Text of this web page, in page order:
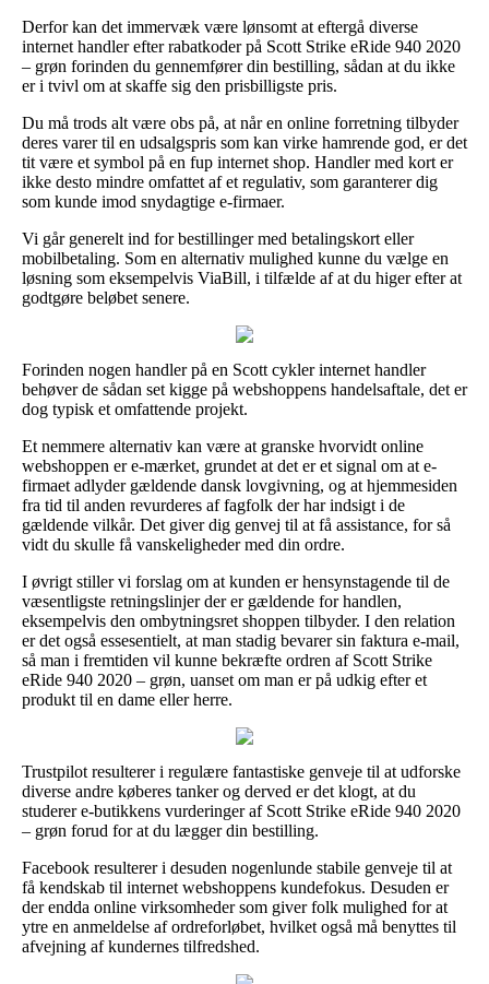
Derfor kan det immervæk være lønsomt at eftergå diverse
internet handler efter rabatkoder på Scott Strike eRide 940 2020
– grøn forinden du gennemfører din bestilling, sådan at du ikke
er i tvivl om at skaffe sig den prisbilligste pris.
Du må trods alt være obs på, at når en online forretning tilbyder
deres varer til en udsalgspris som kan virke hamrende god, er det
tit være et symbol på en fup internet shop. Handler med kort er
ikke desto mindre omfattet af et regulativ, som garanterer dig
som kunde imod snydagtige e-firmaer.
Vi går generelt ind for bestillinger med betalingskort eller
mobilbetaling. Som en alternativ mulighed kunne du vælge en
løsning som eksempelvis ViaBill, i tilfælde af at du higer efter at
godtgøre beløbet senere.
Forinden nogen handler på en Scott cykler internet handler
behøver de sådan set kigge på webshoppens handelsaftale, det er
dog typisk et omfattende projekt.
Et nemmere alternativ kan være at granske hvorvidt online
webshoppen er e-mærket, grundet at det er et signal om at e-
firmaet adlyder gældende dansk lovgivning, og at hjemmesiden
fra tid til anden revurderes af fagfolk der har indsigt i de
gældende vilkår. Det giver dig genvej til at få assistance, for så
vidt du skulle få vanskeligheder med din ordre.
I øvrigt stiller vi forslag om at kunden er hensynstagende til de
væsentligste retningslinjer der er gældende for handlen,
eksempelvis den ombytningsret shoppen tilbyder. I den relation
er det også essesentielt, at man stadig bevarer sin faktura e-mail,
så man i fremtiden vil kunne bekræfte ordren af Scott Strike
eRide 940 2020 – grøn, uanset om man er på udkig efter et
produkt til en dame eller herre.
Trustpilot resulterer i regulære fantastiske genveje til at udforske
diverse andre køberes tanker og derved er det klogt, at du
studerer e-butikkens vurderinger af Scott Strike eRide 940 2020
– grøn forud for at du lægger din bestilling.
Facebook resulterer i desuden nogenlunde stabile genveje til at
få kendskab til internet webshoppens kundefokus. Desuden er
der endda online virksomheder som giver folk mulighed for at
ytre en anmeldelse af ordreforløbet, hvilket også må benyttes til
afvejning af kundernes tilfredshed.